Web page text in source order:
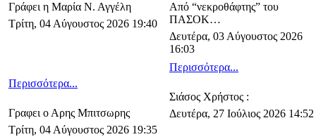
Γράφει η Μαρία Ν. Αγγέλη
Τρίτη, 04 Αύγουστος 2026 19:40
Περισσότερα...
Γραφει ο Αρης Μπιτσωρης
Τρίτη, 04 Αύγουστος 2026 19:35
Από “νεκροθάφτης” του
ΠΑΣΟΚ…
Δευτέρα, 03 Αύγουστος 2026
16:03
Περισσότερα...
Σιάσος Χρήστος :
Δευτέρα, 27 Ιούλιος 2026 14:52